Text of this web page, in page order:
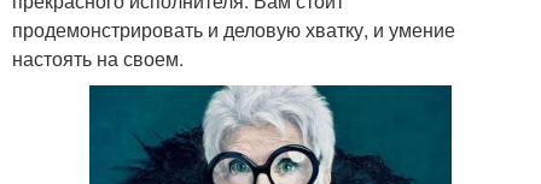
продемонстрировать и деловую хватку, и умение
настоять на своем.